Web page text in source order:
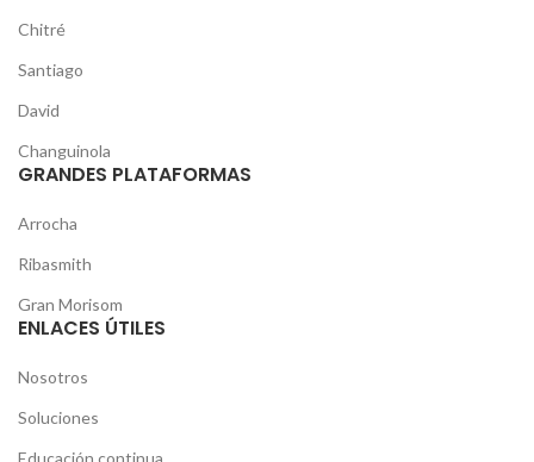
Chitré
Santiago
David
Changuinola
GRANDES PLATAFORMAS
Arrocha
Ribasmith
Gran Morisom
ENLACES ÚTILES
Nosotros
Soluciones
Educación continua